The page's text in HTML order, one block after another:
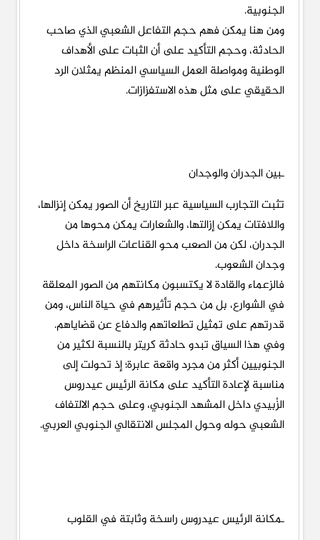
الجنوبية.
ومن هنا يمكن فهم حجم التفاعل الشعبي الذي صاحب
الحادثة، وحجم التأكيد على أن الثبات على الأهداف
الوطنية ومواصلة العمل السياسي المنظم يمثلان الرد
الحقيقي على مثل هذه الاستفزازات.
ـبين الجدران والوجدان
تثبت التجارب السياسية عبر التاريخ أن الصور يمكن إنزالها،
واللافتات يمكن إزالتها، والشعارات يمكن محوها من
الجدران، لكن من الصعب محو القناعات الراسخة داخل
وجدان الشعوب.
فالزعماء والقادة لا يكتسبون مكانتهم من الصور المعلقة
في الشوارع، بل من حجم تأثيرهم في حياة الناس، ومن
قدرتهم على تمثيل تطلعاتهم والدفاع عن قضاياهم.
وفي هذا السياق تبدو حادثة كريتر بالنسبة لكثير من
الجنوبيين أكثر من مجرد واقعة عابرة؛ إذ تحولت إلى
مناسبة لإعادة التأكيد على مكانة الرئيس عيدروس
الزُبيدي داخل المشهد الجنوبي، وعلى حجم الالتفاف
الشعبي حوله وحول المجلس الانتقالي الجنوبي العربي.
ـمكانة الرئيس عيدروس راسخة وثابتة في القلوب